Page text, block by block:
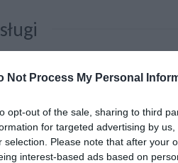
Not Process My Personal
opt-out of the sale, sharing to third
for targeted advertising by
selection. Please note that after your
interest-based ads based on